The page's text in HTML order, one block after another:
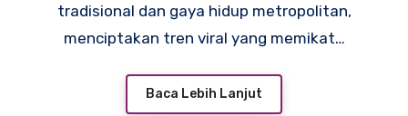
tradisional dan gaya hidup metropolitan,
menciptakan tren viral yang memikat…
Baca Lebih Lanjut